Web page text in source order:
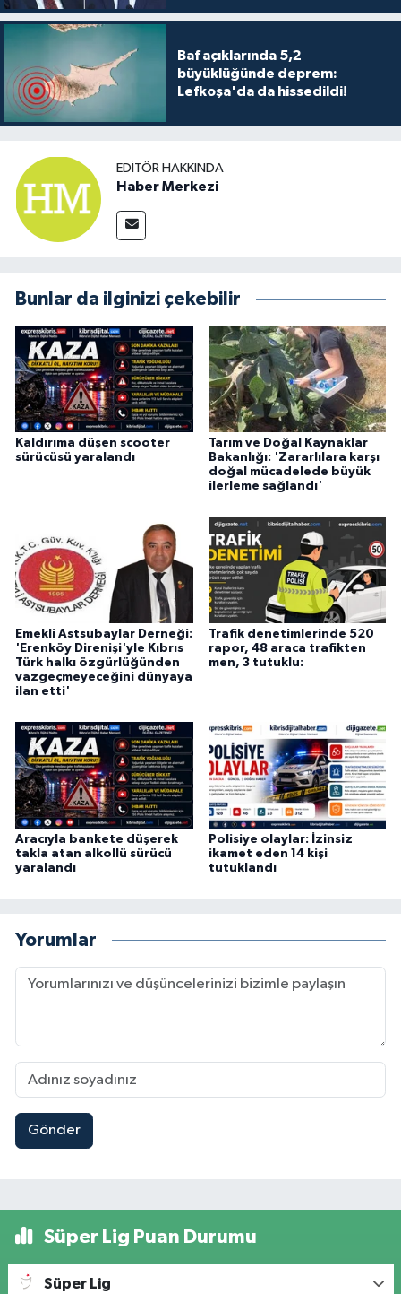
Baf açıklarında 5,2
büyüklüğünde deprem:
Lefkoşa'da da hissedildi!
EDITÖR HAKKINDA
Haber Merkezi
Bunlar da ilginizi çekebilir
Kaldırıma düşen scooter
sürücüsü yaralandı
Tarım ve Doğal Kaynaklar
Bakanlığı: 'Zararlılara karşı
doğal mücadelede büyük
ilerleme sağlandı'
Emekli Astsubaylar Derneği:
'Erenköy Direnişi'yle Kıbrıs
Türk halkı özgürlüğünden
vazgeçmeyeceğini dünyaya
ilan etti'
Trafik denetimlerinde 520
rapor, 48 araca trafikten
men, 3 tutuklu:
Aracıyla bankete düşerek
takla atan alkollü sürücü
yaralandı
Polisiye olaylar: İzinsiz
ikamet eden 14 kişi
tutuklandı
Yorumlar
Gönder
Süper Lig Puan Durumu
Süper Lig